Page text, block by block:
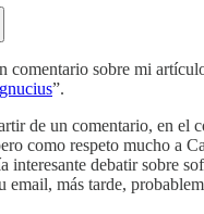
comentario sobre mi
”.
de un comentario, en el
como respeto mucho a
interesante debatir sobre
email, más tarde,